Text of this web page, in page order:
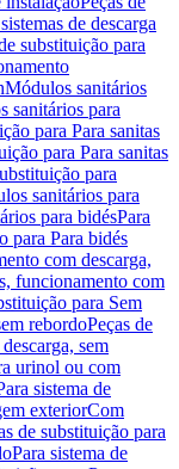
de descarga
substituição para
Módulos sanitários
sanitários para
para Para sanitas
para Para sanitas
para
sanitários para
para bidésPara
para Para bidés
com descarga,
funcionamento com
para Sem
rebordoPeças de
sem
urinol ou com
sistema de
exteriorCom
de substituição para
Para sistema de